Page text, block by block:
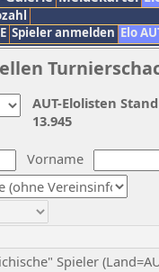
Spieler anmelden Elo
Vorname
Spieler
AUT-Elolisten
13.945